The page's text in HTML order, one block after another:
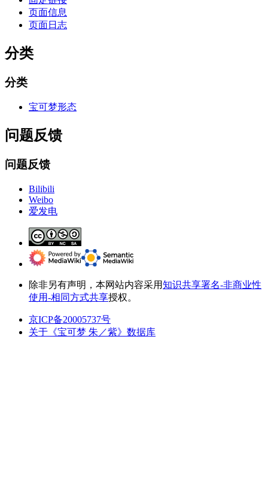
页面信息
页面日志
分类
分类
宝可梦形态
问题反馈
问题反馈
Bilibili
Weibo
爱发电
除非另有声明，本网站内容采用知识共享署名-非商业性
使用-相同方式共享授权。
京ICP备20005737号
关于《宝可梦 朱／紫》数据库